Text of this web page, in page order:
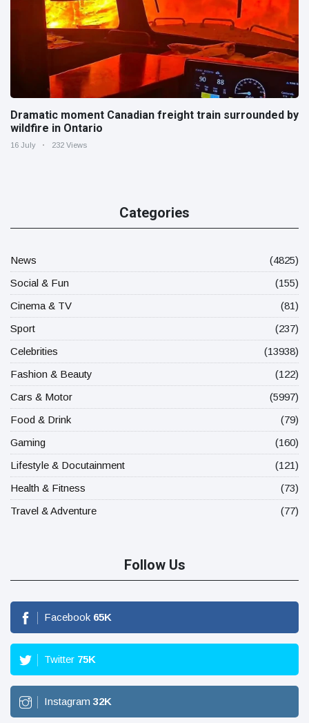
Dramatic moment Canadian freight train surrounded by
wildfire in Ontario
16 July 232 Views
Categories
News
(4825)
Social & Fun
(155)
Cinema & TV
(81)
Sport
(237)
Celebrities
(13938)
Fashion & Beauty
(122)
Cars & Motor
(5997)
Food & Drink
(79)
Gaming
(160)
Lifestyle & Docutainment
(121)
Health & Fitness
(73)
Travel & Adventure
(77)
Follow Us
Facebook 65K
Twitter 75K
Instagram 32K